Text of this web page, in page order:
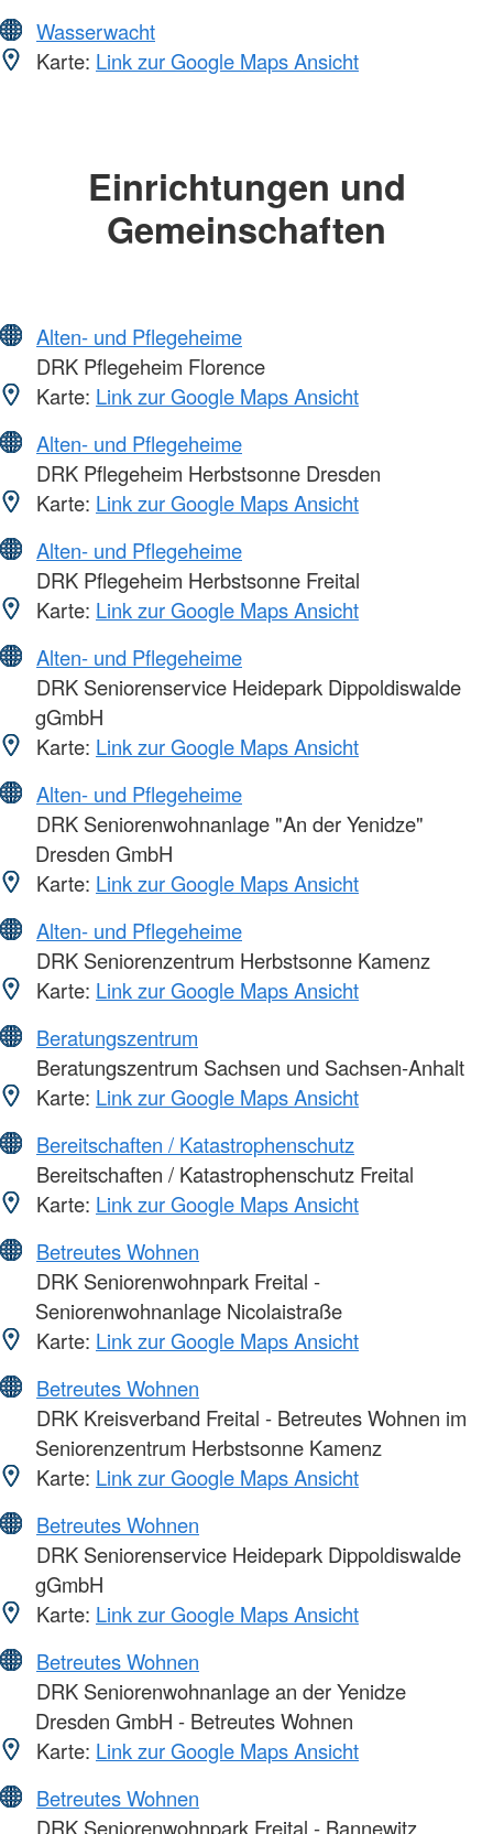
Wasserwacht
Karte: Link zur Google Maps Ansicht
Einrichtungen und
Gemeinschaften
Alten- und Pflegeheime
DRK Pflegeheim Florence
Karte: Link zur Google Maps Ansicht
Alten- und Pflegeheime
DRK Pflegeheim Herbstsonne Dresden
Karte: Link zur Google Maps Ansicht
Alten- und Pflegeheime
DRK Pflegeheim Herbstsonne Freital
Karte: Link zur Google Maps Ansicht
Alten- und Pflegeheime
DRK Seniorenservice Heidepark Dippoldiswalde
gGmbH
Karte: Link zur Google Maps Ansicht
Alten- und Pflegeheime
DRK Seniorenwohnanlage "An der Yenidze"
Dresden GmbH
Karte: Link zur Google Maps Ansicht
Alten- und Pflegeheime
DRK Seniorenzentrum Herbstsonne Kamenz
Karte: Link zur Google Maps Ansicht
Beratungszentrum
Beratungszentrum Sachsen und Sachsen-Anhalt
Karte: Link zur Google Maps Ansicht
Bereitschaften / Katastrophenschutz
Bereitschaften / Katastrophenschutz Freital
Karte: Link zur Google Maps Ansicht
Betreutes Wohnen
DRK Seniorenwohnpark Freital -
Seniorenwohnanlage Nicolaistraße
Karte: Link zur Google Maps Ansicht
Betreutes Wohnen
DRK Kreisverband Freital - Betreutes Wohnen im
Seniorenzentrum Herbstsonne Kamenz
Karte: Link zur Google Maps Ansicht
Betreutes Wohnen
DRK Seniorenservice Heidepark Dippoldiswalde
gGmbH
Karte: Link zur Google Maps Ansicht
Betreutes Wohnen
DRK Seniorenwohnanlage an der Yenidze
Dresden GmbH - Betreutes Wohnen
Karte: Link zur Google Maps Ansicht
Betreutes Wohnen
DRK Seniorenwohnpark Freital - Bannewitz